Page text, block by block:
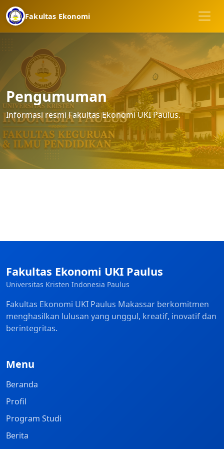
Fakultas Ekonomi
Pengumuman
Informasi resmi Fakultas Ekonomi UKI Paulus.
Fakultas Ekonomi UKI Paulus
Universitas Kristen Indonesia Paulus
Fakultas Ekonomi UKI Paulus Makassar berkomitmen
menghasilkan lulusan yang unggul, kreatif, inovatif dan
berintegritas.
Menu
Beranda
Profil
Program Studi
Berita